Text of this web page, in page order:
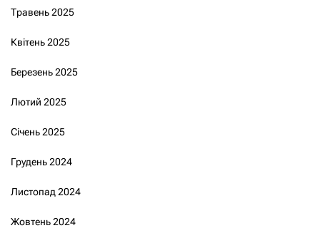
Травень 2025
Квітень 2025
Березень 2025
Лютий 2025
Січень 2025
Грудень 2024
Листопад 2024
Жовтень 2024